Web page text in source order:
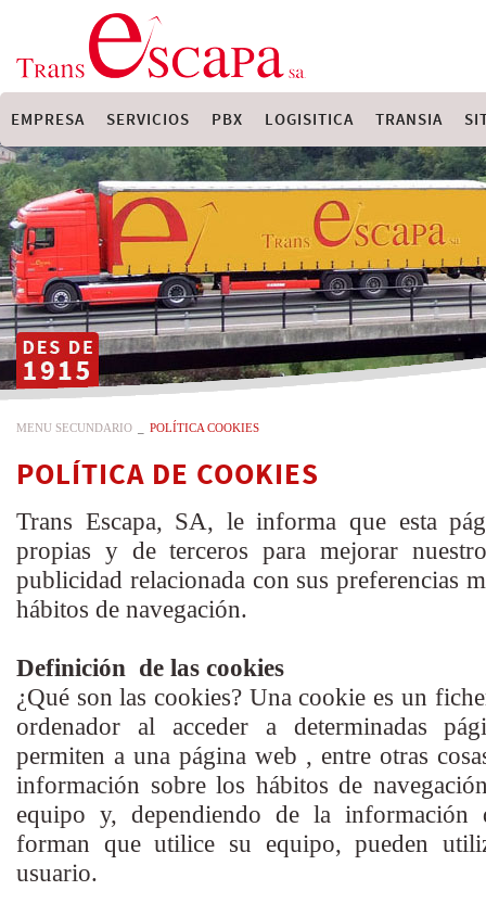
EMPRESA SERVICIOS PBX LOGISITICA TRANSIA
MENU SECUNDARIO POLÍTICA COOKIES
POLÍTICA DE COOKIES
Trans Escapa, SA, le informa que esta
propias y de terceros para mejorar
publicidad relacionada con sus preferencias
hábitos de navegación.
Definición de las cookies
¿Qué son las cookies? Una cookie es un
ordenador al acceder a determinadas
permiten a una página web , entre otras
información sobre los hábitos de
equipo y, dependiendo de la
forman que utilice su equipo, pueden
usuario.